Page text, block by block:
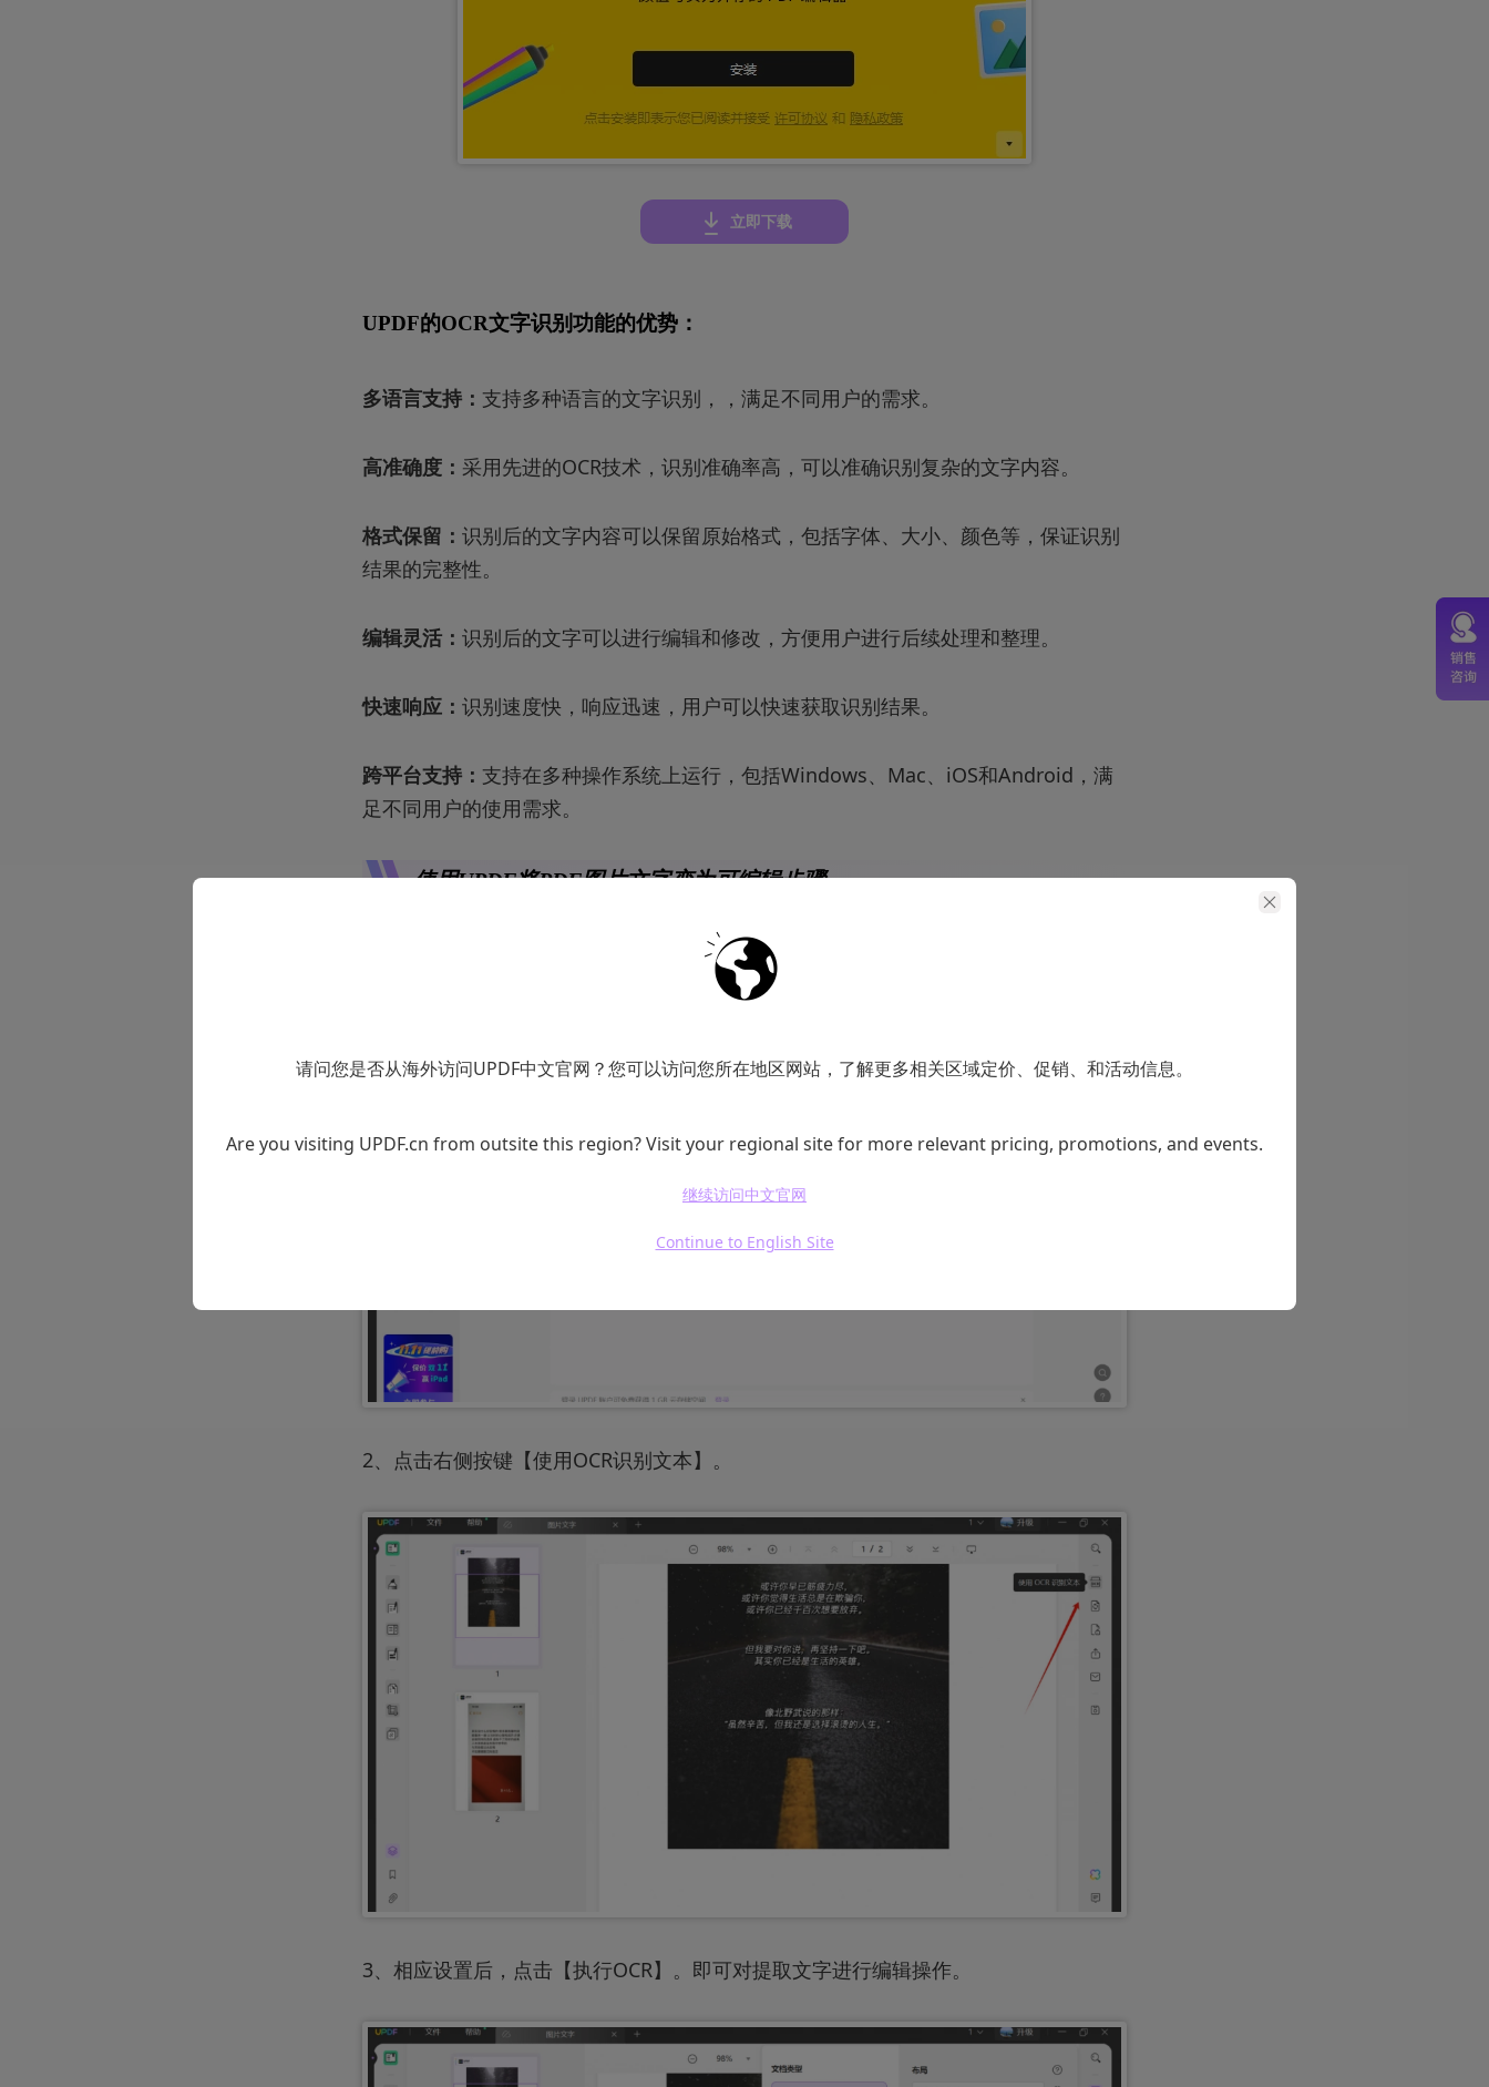
请问您是否从海外访问UPDF中文官网？您可以访问您所在地区网站，了解更多相关区域定价、促销、和活动信息。
Are you visiting UPDF.cn from outsite this region? Visit your regional site for more relevant pricing, promotions, and events.
继续访问中文官网
Continue to English Site
立即下载
UPDF的OCR文字识别功能的优势 ：
多语言支持： 支持多种语言的文字识别，，满足不同用户的需求。
高准确度： 采用先进的OCR技术，识别准确率高，可以准确识别复杂的文字内容。
格式保留： 识别后的文字内容可以保留原始格式，包括字体、大小、颜色等，保证识别
结果的完整性。
编辑灵活： 识别后的文字可以进行编辑和修改，方便用户进行后续处理和整理。
快速响应： 识别速度快，响应迅速，用户可以快速获取识别结果。
跨平台支持： 支持在多种操作系统上运行，包括Windows、Mac、iOS和Android，满
足不同用户的使用需求。
使用UPDF将PDF图片文字变为可编辑步骤
1、点击主界面的【打开文件】导入文档。
2、点击右侧按键【使用OCR识别文本】。
3、相应设置后，点击【执行OCR】。即可对提取文字进行编辑操作。